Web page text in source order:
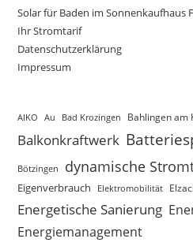
Solar für Baden im Sonnenkaufhaus
Ihr Stromtarif
Datenschutzerklärung
Impressum
AIKO Au Bad Krozingen Bahlingen am
Balkonkraftwerk
Bötzingen dynamische
Eigenverbrauch Elektromobilität
Energetische Sanierung
Energiemanagement